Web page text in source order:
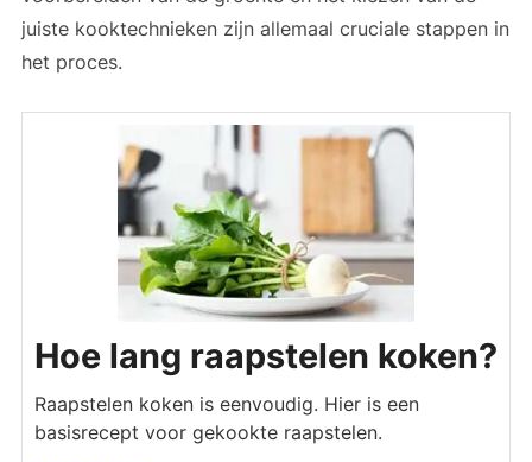
juiste kooktechnieken zijn allemaal cruciale stappen in
het proces.
Hoe lang raapstelen koken?
Raapstelen koken is eenvoudig. Hier is een
basisrecept voor gekookte raapstelen.